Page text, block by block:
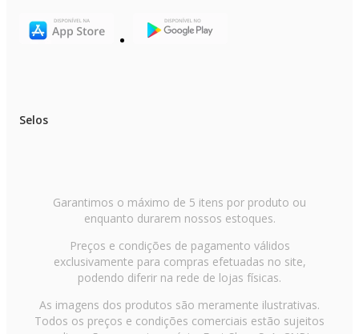
Selos
Garantimos o máximo de 5 itens por produto ou
enquanto durarem nossos estoques.
Preços e condições de pagamento válidos
exclusivamente para compras efetuadas no site,
podendo diferir na rede de lojas físicas.
As imagens dos produtos são meramente ilustrativas.
Todos os preços e condições comerciais estão sujeitos